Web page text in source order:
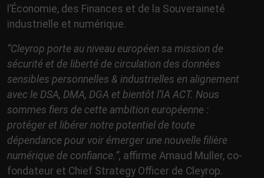
l’Économie, des Finances et de la Souveraineté
industrielle et numérique.
“Cleyrop porte au niveau européen sa mission de
sécurité et de liberté de circulation des données
sensibles personnelles & industrielles en alignement
avec le DSA, DMA, DGA et bientôt l’IA ACT. Nous
sommes fiers de cette ambition européenne :
protéger et libérer notre potentiel de toute
dépendance pour voir émerger une nouvelle filière
numérique de confiance.”, affirme Arnaud Muller, co-
fondateur et Chief Strategy Officer de Cleyrop.